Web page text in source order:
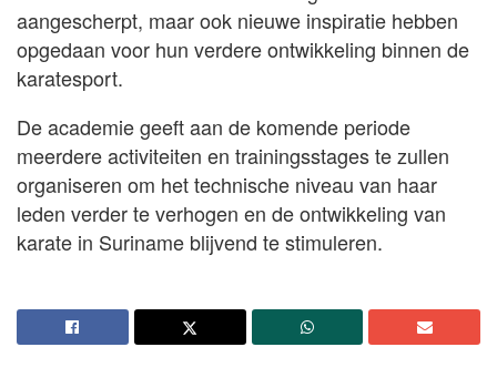
aangescherpt, maar ook nieuwe inspiratie hebben
opgedaan voor hun verdere ontwikkeling binnen de
karatesport.
De academie geeft aan de komende periode
meerdere activiteiten en trainingsstages te zullen
organiseren om het technische niveau van haar
leden verder te verhogen en de ontwikkeling van
karate in Suriname blijvend te stimuleren.